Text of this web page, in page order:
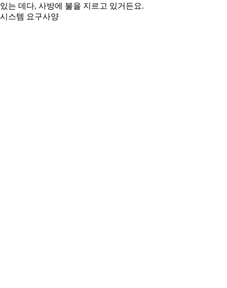
있는 데다, 사방에 불을 지르고 있거든요.
시스템 요구사양